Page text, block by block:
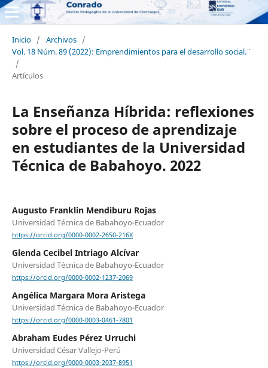
Inicio / Archivos /
Vol. 18 Núm. 89 (2022): ¨Emprendimientos para el desarrollo social.¨
/
Artículos
La Enseñanza Híbrida: reflexiones
sobre el proceso de aprendizaje
en estudiantes de la Universidad
Técnica de Babahoyo. 2022
Augusto Franklin Mendiburu Rojas
Universidad Técnica de Babahoyo-Ecuador
https://orcid.org/0000-0002-2650-216X
Glenda Cecibel Intriago Alcívar
Universidad Técnica de Babahoyo-Ecuador
https://orcid.org/0000-0002-1237-2069
Angélica Margara Mora Aristega
Universidad Técnica de Babahoyo-Ecuador
https://orcid.org/0000-0003-0461-7801
Abraham Eudes Pérez Urruchi
Universidad César Vallejo-Perú
https://orcid.org/0000-0003-2037-8951